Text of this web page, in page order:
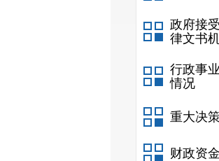
政府接
律文书
行政事
情况
重大决
财政资